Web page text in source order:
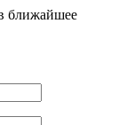
ближайшее